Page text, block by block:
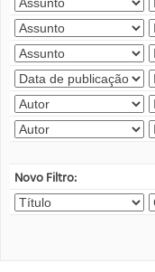
Novo Filtro: